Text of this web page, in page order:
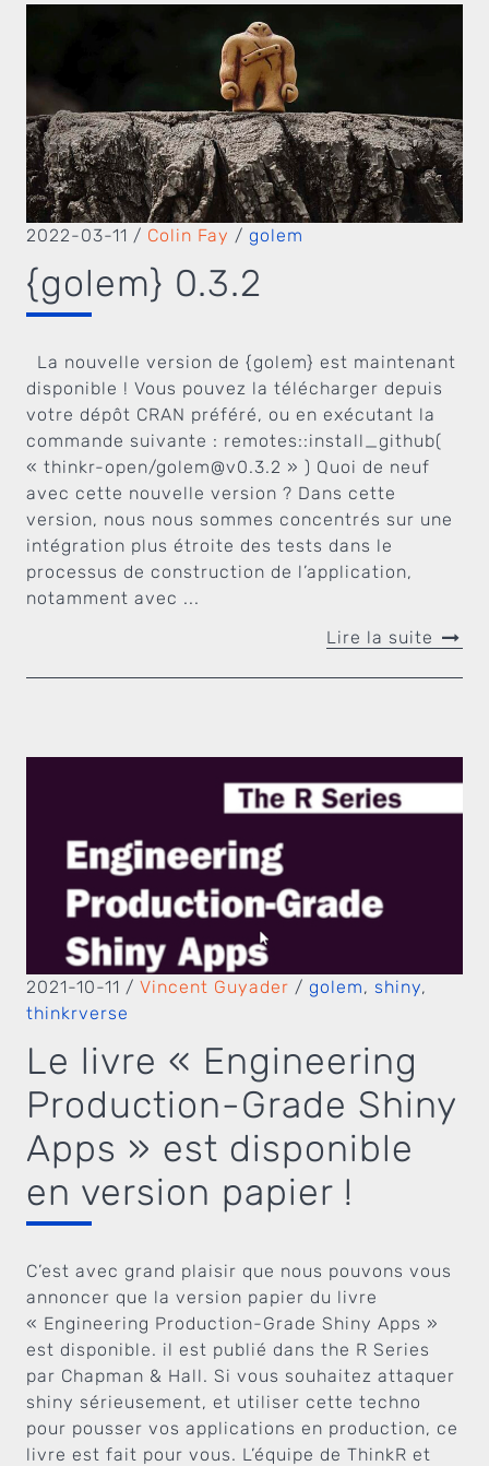
2022-03-11 / Colin Fay / golem
{golem} 0.3.2
La nouvelle version de {golem} est maintenant
disponible ! Vous pouvez la télécharger depuis
votre dépôt CRAN préféré, ou en exécutant la
commande suivante : remotes::install_github(
« thinkr-open/golem@v0.3.2 » ) Quoi de neuf
avec cette nouvelle version ? Dans cette
version, nous nous sommes concentrés sur une
intégration plus étroite des tests dans le
processus de construction de l’application,
notamment avec ...
Lire la suite
2021-10-11 / Vincent Guyader / golem, shiny,
thinkrverse
Le livre « Engineering
Production-Grade Shiny
Apps » est disponible
en version papier !
C’est avec grand plaisir que nous pouvons vous
annoncer que la version papier du livre
« Engineering Production-Grade Shiny Apps »
est disponible. il est publié dans the R Series
par Chapman & Hall. Si vous souhaitez attaquer
shiny sérieusement, et utiliser cette techno
pour pousser vos applications en production, ce
livre est fait pour vous. L’équipe de ThinkR et